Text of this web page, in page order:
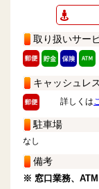
取り扱いサー
キャッシュレス
詳しくは
駐車場
なし
備考
※ 窓口業務、ATM